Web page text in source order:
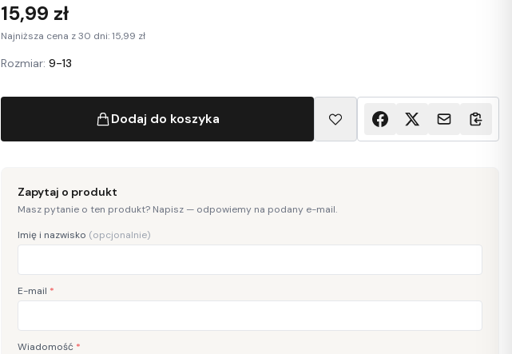
15,99 zł
Najniższa cena z 30 dni: 15,99 zł
Rozmiar: 9-13
Dodaj do koszyka
Zapytaj o produkt
Masz pytanie o ten produkt? Napisz — odpowiemy na podany e-mail.
Imię i nazwisko (opcjonalnie)
E-mail *
Wiadomość *